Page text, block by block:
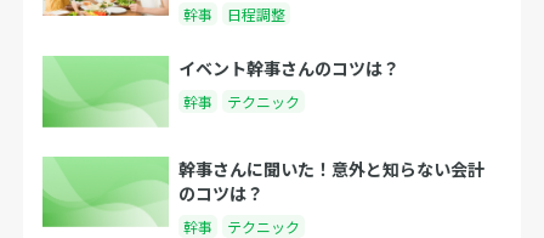
幹事 日程調整
イベント幹事さんのコツは？
幹事 テクニック
幹事さんに聞いた！意外と知らない会計
のコツは？
幹事 テクニック